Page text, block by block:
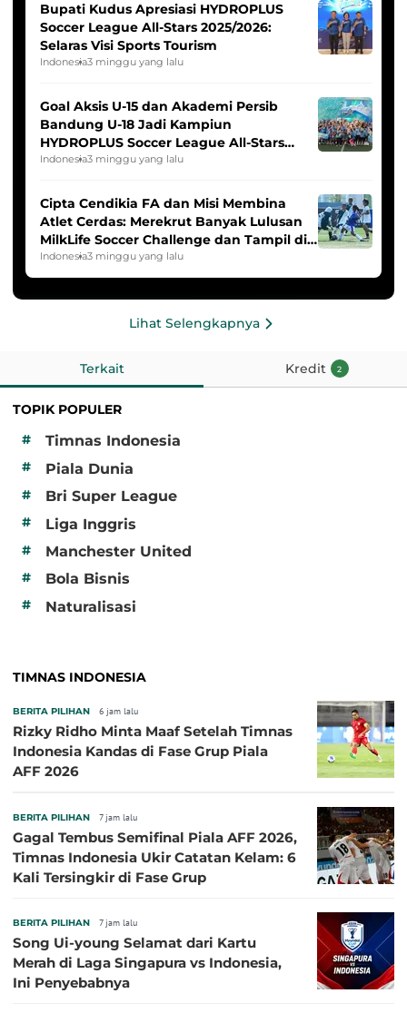
Bupati Kudus Apresiasi HYDROPLUS
Soccer League All-Stars 2025/2026:
Selaras Visi Sports Tourism
Indonesia3 minggu yang lalu
Goal Aksis U-15 dan Akademi Persib
Bandung U-18 Jadi Kampiun
HYDROPLUS Soccer League All-Stars
2025/2026
Indonesia3 minggu yang lalu
Cipta Cendikia FA dan Misi Membina
Atlet Cerdas: Merekrut Banyak Lulusan
MilkLife Soccer Challenge dan Tampil di
HYDROPLUS Soccer League
Indonesia3 minggu yang lalu
Lihat Selengkapnya
Terkait Kredit 2
TOPIK POPULER
#
Timnas Indonesia
# Piala Dunia
# Bri Super League
# Liga Inggris
# Manchester United
# Bola Bisnis
# Naturalisasi
TIMNAS INDONESIA
BERITA PILIHAN 6 jam lalu
Rizky Ridho Minta Maaf Setelah Timnas
Indonesia Kandas di Fase Grup Piala
AFF 2026
BERITA PILIHAN 7 jam lalu
Gagal Tembus Semifinal Piala AFF 2026,
Timnas Indonesia Ukir Catatan Kelam: 6
Kali Tersingkir di Fase Grup
BERITA PILIHAN 7 jam lalu
Song Ui-young Selamat dari Kartu
Merah di Laga Singapura vs Indonesia,
Ini Penyebabnya